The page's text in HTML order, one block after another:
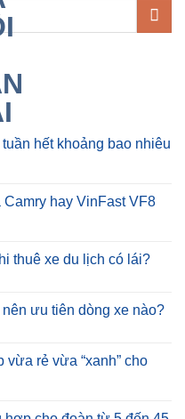
hết khoảng bao nhiêu
hay VinFast VF8
thuê xe du lịch có lái?
ưu tiên dòng xe nào?
vừa rẻ vừa “xanh” cho